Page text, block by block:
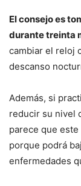
El consejo es
durante treinta
cambiar el reloj
descanso
Además, si
reducir su nivel
parece que
porque podrá
enfermedades